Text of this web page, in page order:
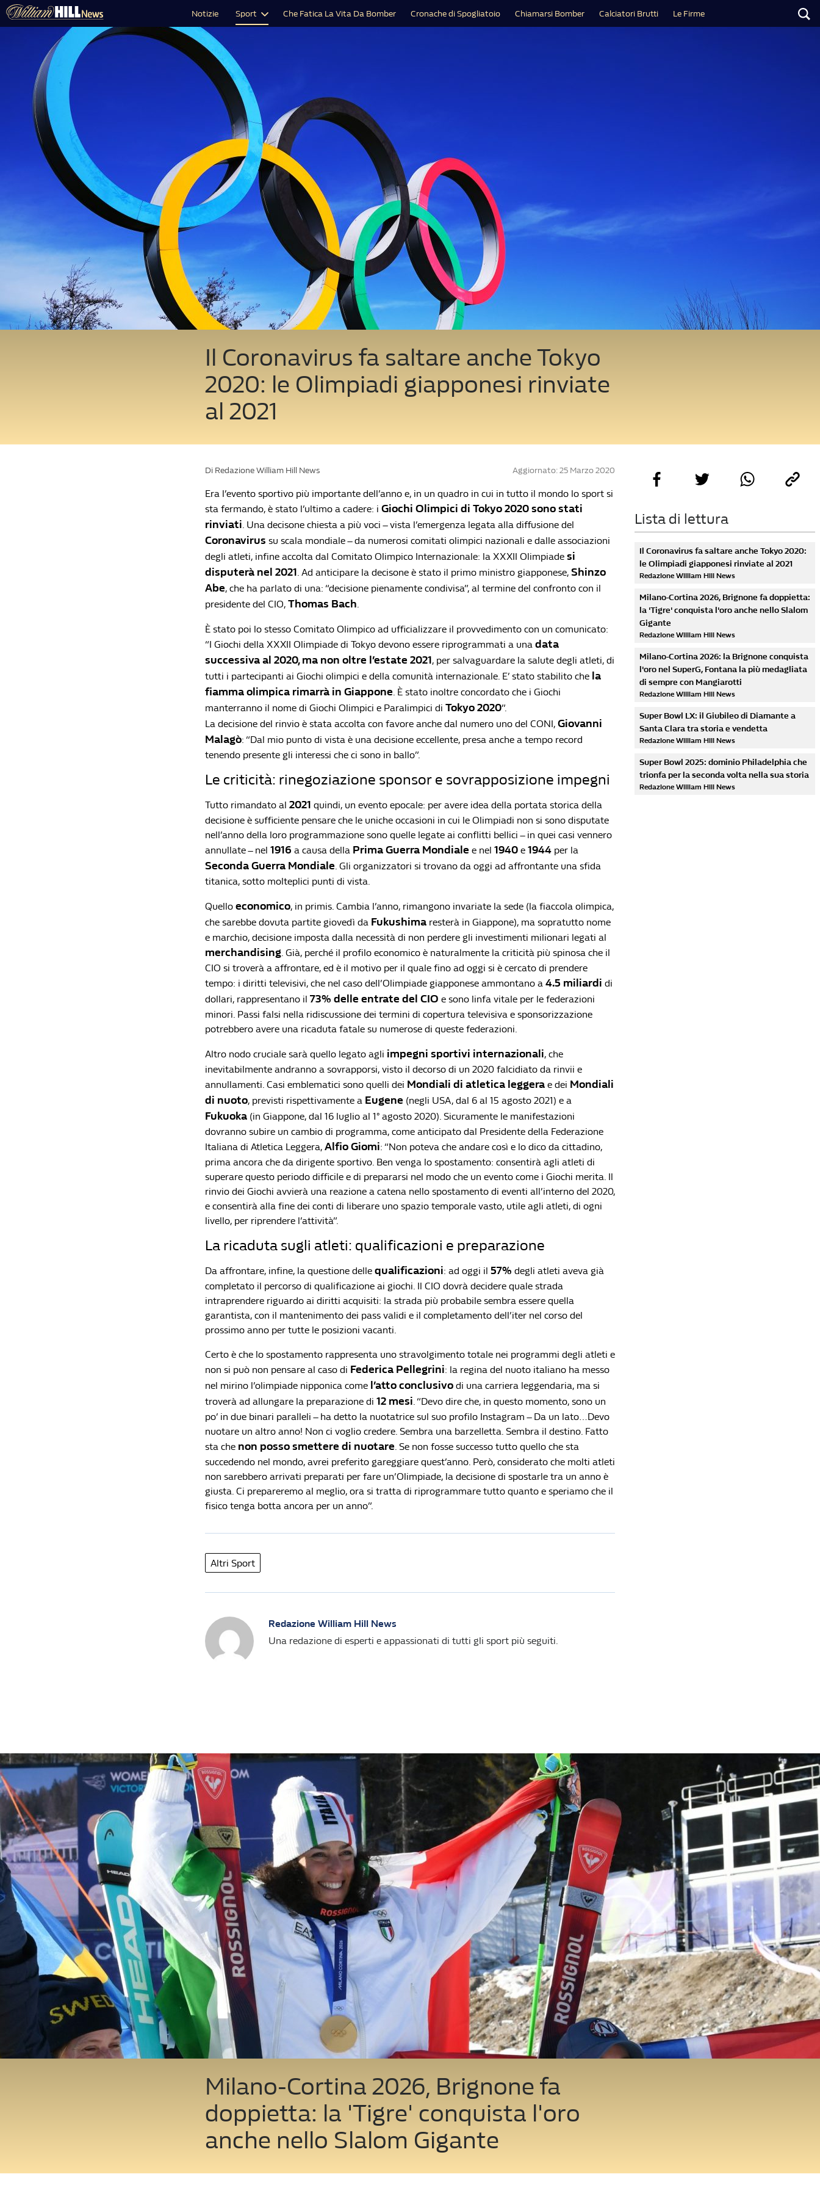
Notizie Sport Che Fatica La Vita Da Bomber Cronache di Spogliatoio Chiamarsi Bomber Calciatori Brutti Le Firme
Il Coronavirus fa saltare anche Tokyo
2020: le Olimpiadi giapponesi rinviate
al 2021
Di Redazione William Hill News Aggiornato: 25 Marzo 2020
Era l’evento sportivo più importante dell’anno e, in un quadro in cui in tutto il mondo lo sport si
sta fermando, è stato l’ultimo a cadere: i Giochi Olimpici di Tokyo 2020 sono stati
rinviati. Una decisone chiesta a più voci – vista l’emergenza legata alla diffusione del
Coronavirus su scala mondiale – da numerosi comitati olimpici nazionali e dalle associazioni
degli atleti, infine accolta dal Comitato Olimpico Internazionale: la XXXII Olimpiade si
disputerà nel 2021. Ad anticipare la decisone è stato il primo ministro giapponese, Shinzo
Abe, che ha parlato di una: “decisione pienamente condivisa”, al termine del confronto con il
presidente del CIO, Thomas Bach.
È stato poi lo stesso Comitato Olimpico ad ufficializzare il provvedimento con un comunicato:
“I Giochi della XXXII Olimpiade di Tokyo devono essere riprogrammati a una data
successiva al 2020, ma non oltre l’estate 2021, per salvaguardare la salute degli atleti, di
tutti i partecipanti ai Giochi olimpici e della comunità internazionale. E’ stato stabilito che la
fiamma olimpica rimarrà in Giappone. È stato inoltre concordato che i Giochi
manterranno il nome di Giochi Olimpici e Paralimpici di Tokyo 2020”.
La decisione del rinvio è stata accolta con favore anche dal numero uno del CONI, Giovanni
Malagò: “Dal mio punto di vista è una decisione eccellente, presa anche a tempo record
tenendo presente gli interessi che ci sono in ballo”.
Le criticità: rinegoziazione sponsor e sovrapposizione impegni
Tutto rimandato al 2021 quindi, un evento epocale: per avere idea della portata storica della
decisione è sufficiente pensare che le uniche occasioni in cui le Olimpiadi non si sono disputate
nell’anno della loro programmazione sono quelle legate ai conflitti bellici – in quei casi vennero
annullate – nel 1916 a causa della Prima Guerra Mondiale e nel 1940 e 1944 per la
Seconda Guerra Mondiale. Gli organizzatori si trovano da oggi ad affrontante una sfida
titanica, sotto molteplici punti di vista.
Quello economico, in primis. Cambia l’anno, rimangono invariate la sede (la fiaccola olimpica,
che sarebbe dovuta partite giovedì da Fukushima resterà in Giappone), ma sopratutto nome
e marchio, decisione imposta dalla necessità di non perdere gli investimenti milionari legati al
merchandising. Già, perché il profilo economico è naturalmente la criticità più spinosa che il
CIO si troverà a affrontare, ed è il motivo per il quale fino ad oggi si è cercato di prendere
tempo: i diritti televisivi, che nel caso dell’Olimpiade giapponese ammontano a 4.5 miliardi di
dollari, rappresentano il 73% delle entrate del CIO e sono linfa vitale per le federazioni
minori. Passi falsi nella ridiscussione dei termini di copertura televisiva e sponsorizzazione
potrebbero avere una ricaduta fatale su numerose di queste federazioni.
Altro nodo cruciale sarà quello legato agli impegni sportivi internazionali, che
inevitabilmente andranno a sovrapporsi, visto il decorso di un 2020 falcidiato da rinvii e
annullamenti. Casi emblematici sono quelli dei Mondiali di atletica leggera e dei Mondiali
di nuoto, previsti rispettivamente a Eugene (negli USA, dal 6 al 15 agosto 2021) e a
Fukuoka (in Giappone, dal 16 luglio al 1° agosto 2020). Sicuramente le manifestazioni
dovranno subire un cambio di programma, come anticipato dal Presidente della Federazione
Italiana di Atletica Leggera, Alfio Giomi: “Non poteva che andare così e lo dico da cittadino,
prima ancora che da dirigente sportivo. Ben venga lo spostamento: consentirà agli atleti di
superare questo periodo difficile e di prepararsi nel modo che un evento come i Giochi merita. Il
rinvio dei Giochi avvierà una reazione a catena nello spostamento di eventi all’interno del 2020,
e consentirà alla fine dei conti di liberare uno spazio temporale vasto, utile agli atleti, di ogni
livello, per riprendere l’attività”.
La ricaduta sugli atleti: qualificazioni e preparazione
Da affrontare, infine, la questione delle qualificazioni: ad oggi il 57% degli atleti aveva già
completato il percorso di qualificazione ai giochi. Il CIO dovrà decidere quale strada
intraprendere riguardo ai diritti acquisiti: la strada più probabile sembra essere quella
garantista, con il mantenimento dei pass validi e il completamento dell’iter nel corso del
prossimo anno per tutte le posizioni vacanti.
Certo è che lo spostamento rappresenta uno stravolgimento totale nei programmi degli atleti e
non si può non pensare al caso di Federica Pellegrini: la regina del nuoto italiano ha messo
nel mirino l’olimpiade nipponica come l’atto conclusivo di una carriera leggendaria, ma si
troverà ad allungare la preparazione di 12 mesi. “Devo dire che, in questo momento, sono un
po’ in due binari paralleli – ha detto la nuotatrice sul suo profilo Instagram – Da un lato…Devo
nuotare un altro anno! Non ci voglio credere. Sembra una barzelletta. Sembra il destino. Fatto
sta che non posso smettere di nuotare. Se non fosse successo tutto quello che sta
succedendo nel mondo, avrei preferito gareggiare quest’anno. Però, considerato che molti atleti
non sarebbero arrivati preparati per fare un’Olimpiade, la decisione di spostarle tra un anno è
giusta. Ci prepareremo al meglio, ora si tratta di riprogrammare tutto quanto e speriamo che il
fisico tenga botta ancora per un anno”.
Altri Sport
Redazione William Hill News
Una redazione di esperti e appassionati di tutti gli sport più seguiti.
Lista di lettura
Il Coronavirus fa saltare anche Tokyo 2020:
le Olimpiadi giapponesi rinviate al 2021
Redazione William Hill News
Milano-Cortina 2026, Brignone fa doppietta:
la 'Tigre' conquista l'oro anche nello Slalom
Gigante
Redazione William Hill News
Milano-Cortina 2026: la Brignone conquista
l'oro nel SuperG, Fontana la più medagliata
di sempre con Mangiarotti
Redazione William Hill News
Super Bowl LX: il Giubileo di Diamante a
Santa Clara tra storia e vendetta
Redazione William Hill News
Super Bowl 2025: dominio Philadelphia che
trionfa per la seconda volta nella sua storia
Redazione William Hill News
Milano-Cortina 2026, Brignone fa
doppietta: la 'Tigre' conquista l'oro
anche nello Slalom Gigante